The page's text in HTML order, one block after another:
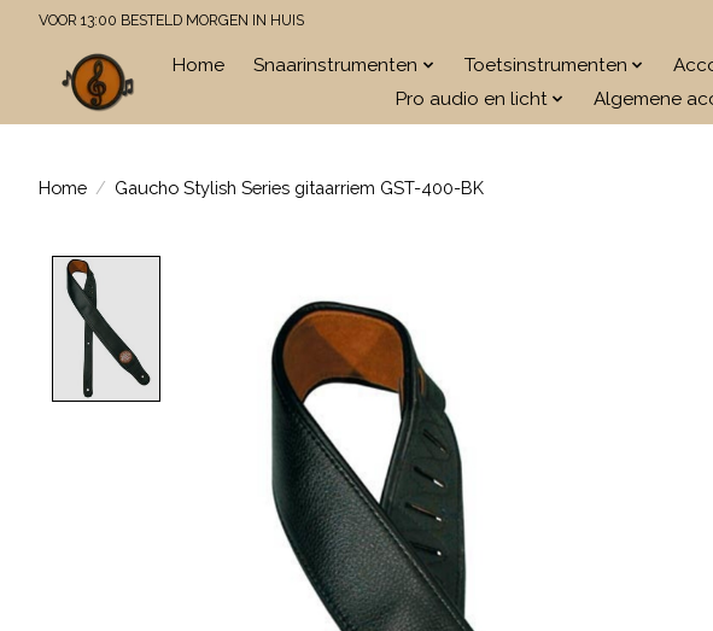
VOOR 13:00 BESTELD MORGEN IN HUIS
Home Snaarinstrumenten Toetsinstrumenten
Pro audio en licht
Algemene
Home / Gaucho Stylish Series gitaarriem GST-400-BK